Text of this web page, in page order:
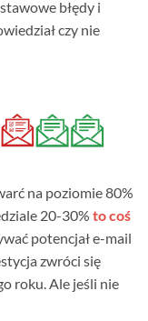
błędy i
czy nie
na poziomie 80%
20-30% to coś
potencjał e-mail
zwróci się
roku. Ale jeśli nie